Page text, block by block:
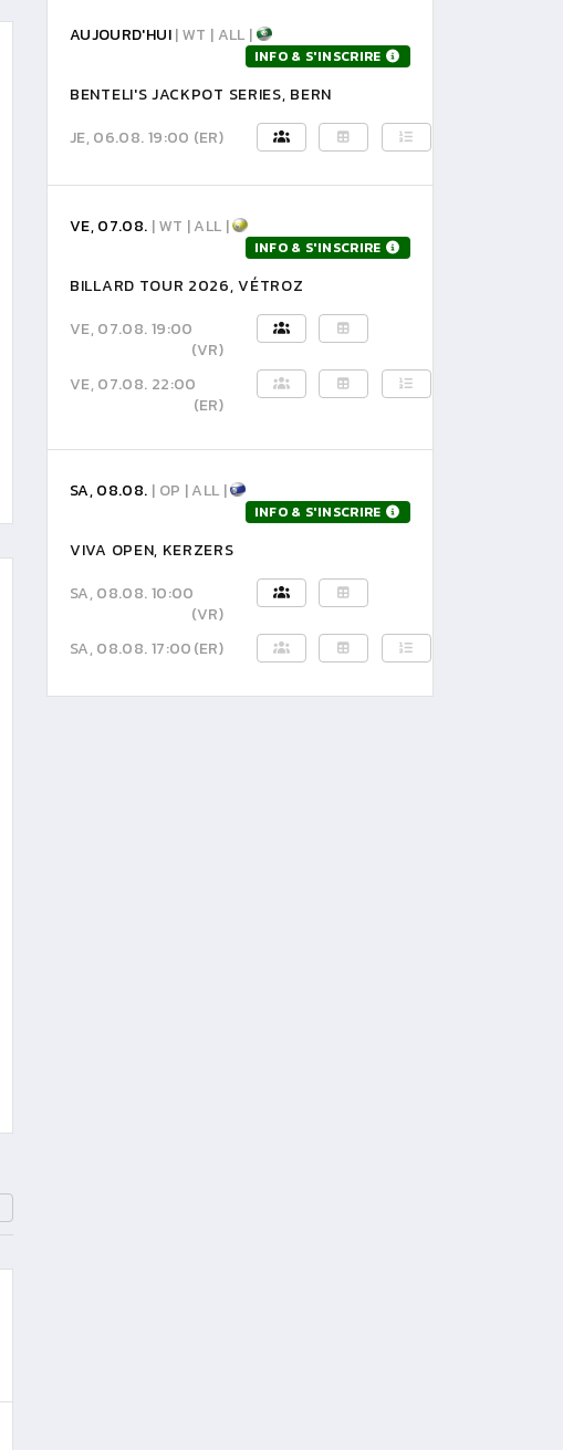
AUJOURD'HUI| WT | ALL |
INFO & S'INSCRIRE
BENTELI'S JACKPOT SERIES, BERN
JE, 06.08. 19:00 (ER)
VE, 07.08. | WT | ALL |
INFO & S'INSCRIRE
BILLARD TOUR 2026, VÉTROZ
VE, 07.08. 19:00
(VR)
VE, 07.08. 22:00
(ER)
SA, 08.08. | OP | ALL |
INFO & S'INSCRIRE
VIVA OPEN, KERZERS
SA, 08.08. 10:00
(VR)
SA, 08.08. 17:00(ER)